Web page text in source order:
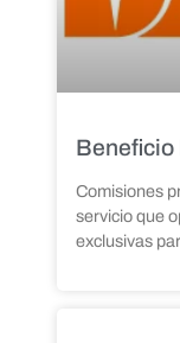
Beneficio
Comisiones
servicio que
exclusivas